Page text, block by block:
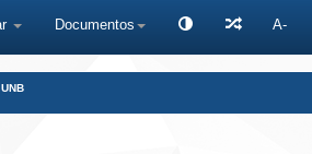
Documentos A-